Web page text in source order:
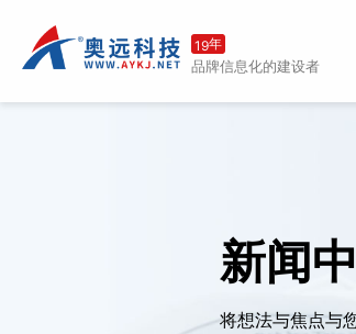
19年
品牌信息化的建设者
新闻
将想法与焦点与